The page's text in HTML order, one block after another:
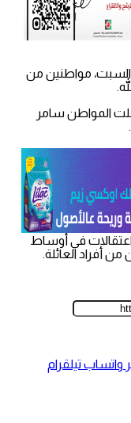
السبت، مواطنين من
المواطن سامر
في أوساط
أفراد العائلة.
واتساب تيلقرام